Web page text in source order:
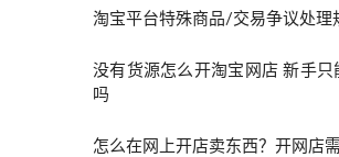
淘宝平台特殊商品/交易争议处理
没有货源怎么开淘宝网店 新手只
吗
怎么在网上开店卖东西？开网店